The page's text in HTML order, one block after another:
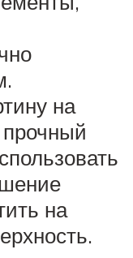
на
прочный
на